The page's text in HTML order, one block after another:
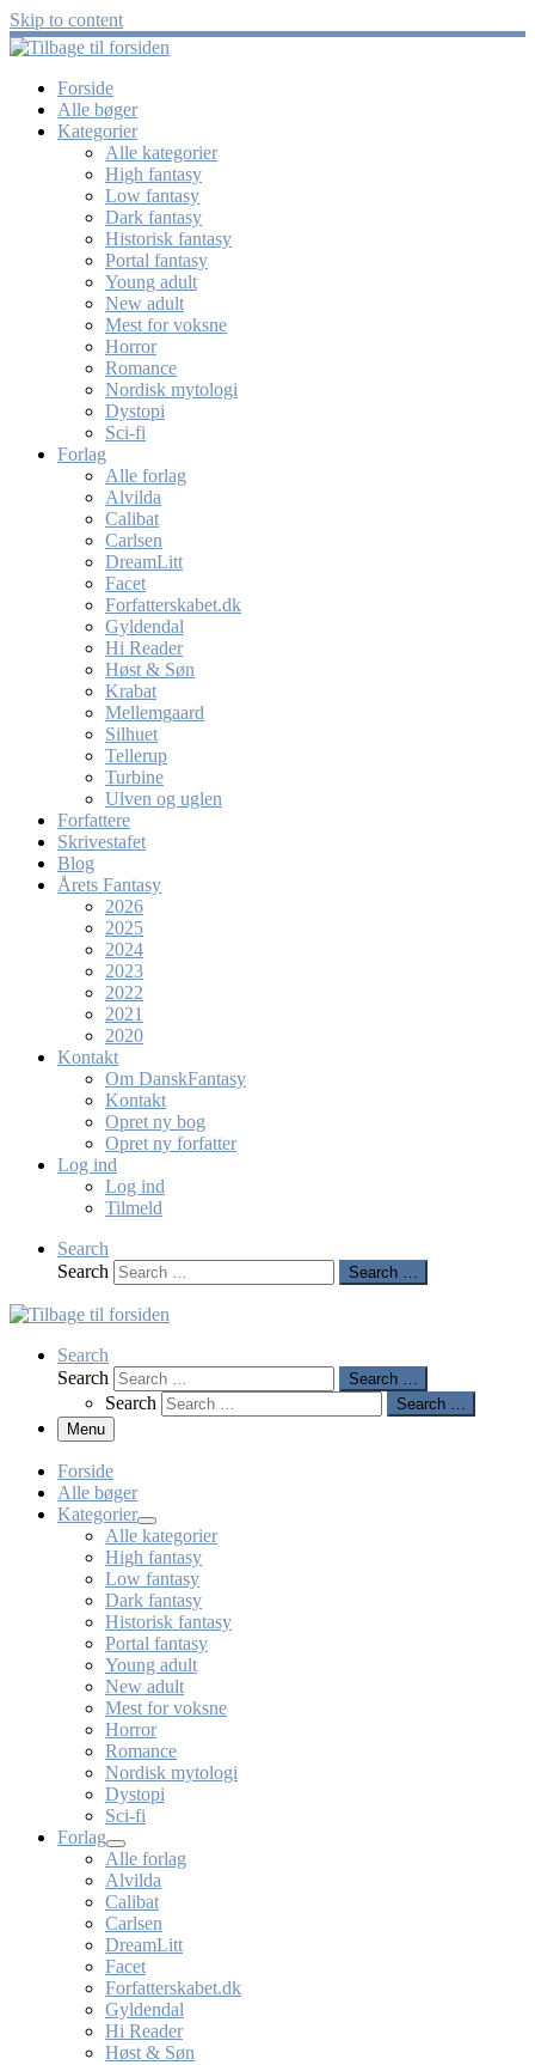
Skip to content
Forside
Alle bøger
Kategorier
Alle kategorier
High fantasy
Low fantasy
Dark fantasy
Historisk fantasy
Portal fantasy
Young adult
New adult
Mest for voksne
Horror
Romance
Nordisk mytologi
Dystopi
Sci-fi
Forlag
Alle forlag
Alvilda
Calibat
Carlsen
DreamLitt
Facet
Forfatterskabet.dk
Gyldendal
Hi Reader
Høst & Søn
Krabat
Mellemgaard
Silhuet
Tellerup
Turbine
Ulven og uglen
Forfattere
Skrivestafet
Blog
Årets Fantasy
2026
2025
2024
2023
2022
2021
2020
Kontakt
Om DanskFantasy
Kontakt
Opret ny bog
Opret ny forfatter
Log ind
Log ind
Tilmeld
Search
Search
Search …
Search
Search
Search …
Search
Search …
Menu
Forside
Alle bøger
Kategorier
Alle kategorier
High fantasy
Low fantasy
Dark fantasy
Historisk fantasy
Portal fantasy
Young adult
New adult
Mest for voksne
Horror
Romance
Nordisk mytologi
Dystopi
Sci-fi
Forlag
Alle forlag
Alvilda
Calibat
Carlsen
DreamLitt
Facet
Forfatterskabet.dk
Gyldendal
Hi Reader
Høst & Søn